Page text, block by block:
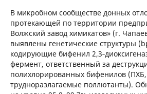
В микробном сообществе донных
протекающей по территории
Волжский завод химикатов» (г.
выявлены генетические структуры
кодирующие бифенил
фермент, ответственный за
полихлорированных бифенилов
трудноразлагаемые поллютанты).